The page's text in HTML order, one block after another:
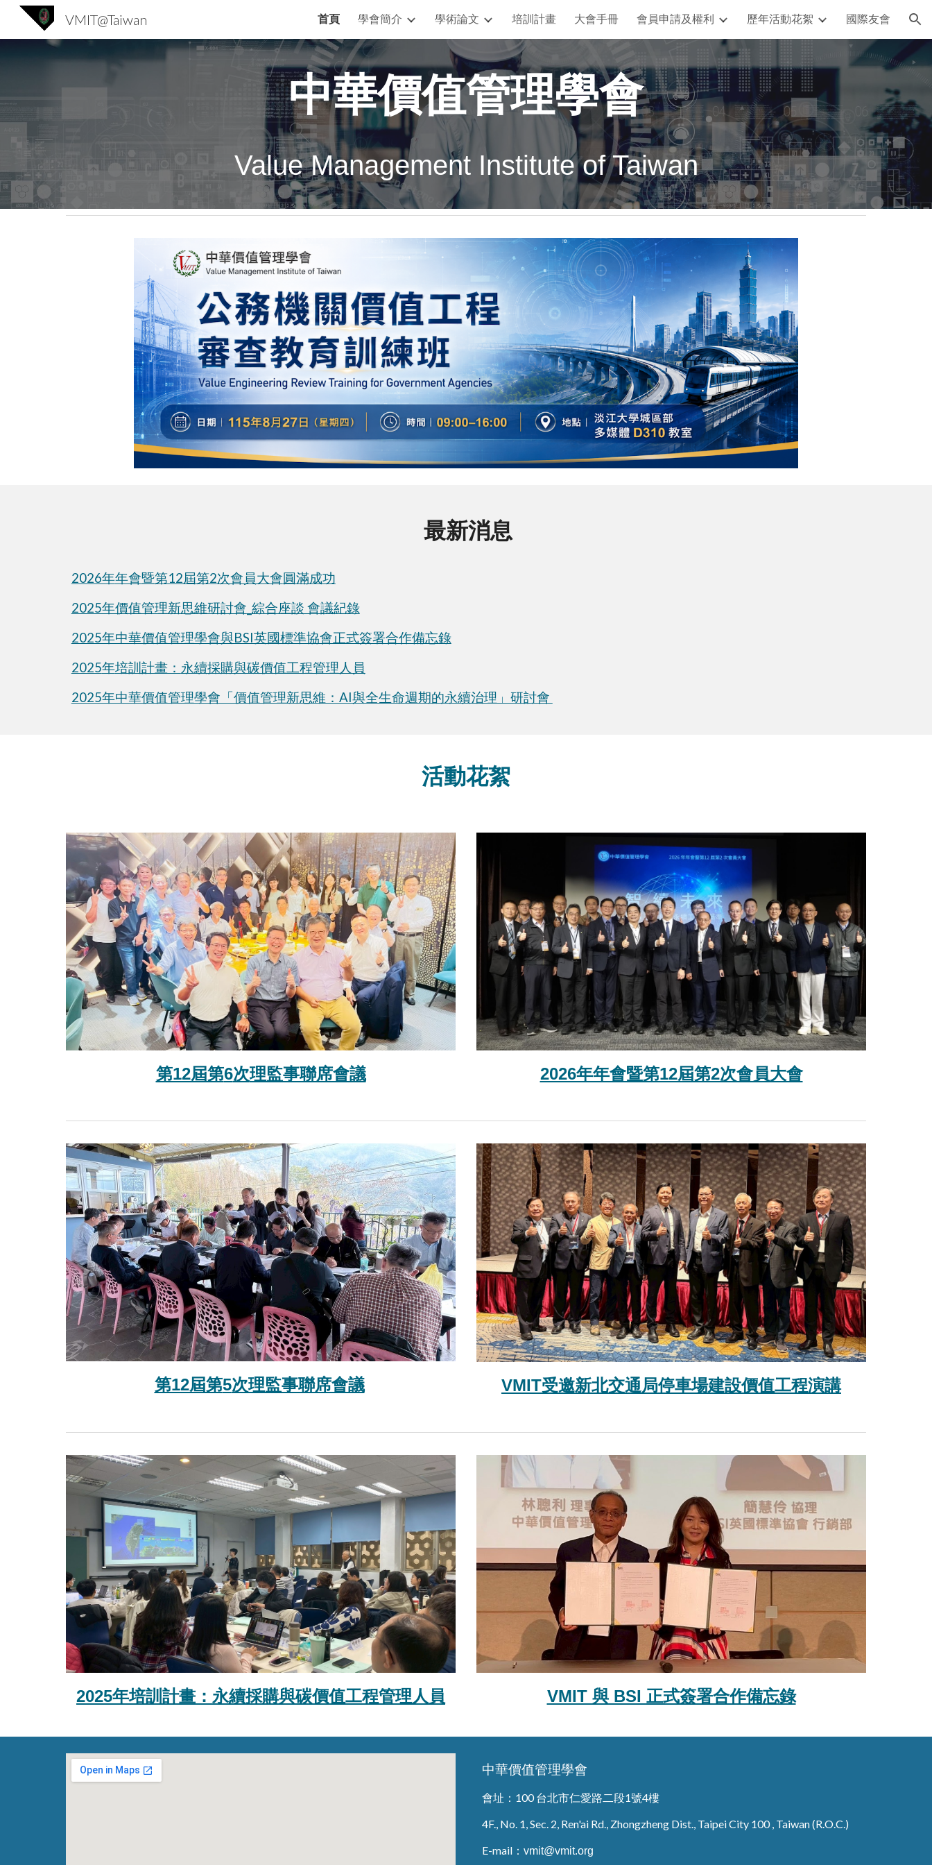
Skip to main content Skip to navigation
VMIT@Taiwan 首頁 學會簡介 學術論文 培訓計畫 大會手冊 會員申請及權利 歷年活動花絮 國際友會
中華價值管理學會
Value Management Institute of Taiwan
最新消息
2026年年會暨第12屆第2次會員大會圓滿成功
2025年價值管理新思維研討會 綜合座談 會議紀錄
2025年中華價值管理學會與BSI英國標準協會正式簽署合作備忘錄
2025年培訓計畫： 永續採購與碳價值工程管理人員
2025年中華價值管理學會「價值管理新思維：AI與全生命週期的永續治理」研討會
活動花絮
第12屆第6次理監事聯席會議 2026年年會暨第12屆第2次會員大會
第12屆第5次理監事聯席會議 VMIT受邀新北交通局停車場建設價值工程演講
2025年培訓計畫：永續採購與碳價值工程管理人員 VMIT 與 BSI 正式簽署合作備忘錄
中華價值管理學會
會址： 100 台北市仁愛路二段1號4樓
4F., No. 1, Sec. 2, Ren'ai Rd., Zhongzheng Dist., Taipei City 100 , Taiwan (R.O.C.)
E-mail： vmit@vmit.org